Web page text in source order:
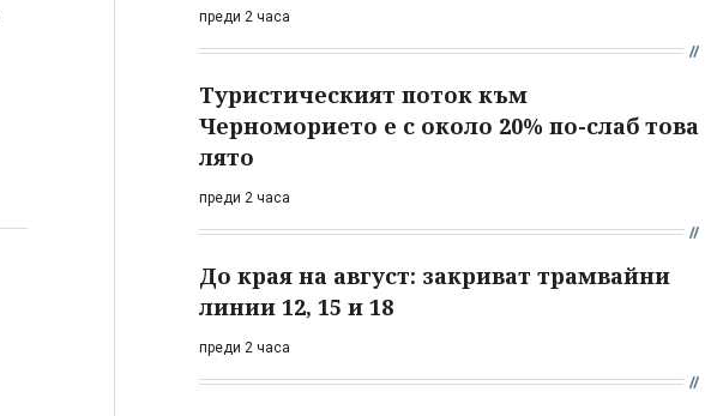
преди 2 часа
Туристическият поток към
Черноморието е с около 20% по-слаб това
лято
преди 2 часа
До края на август: закриват трамвайни
линии 12, 15 и 18
преди 2 часа